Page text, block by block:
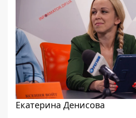
Екатерина Денисова